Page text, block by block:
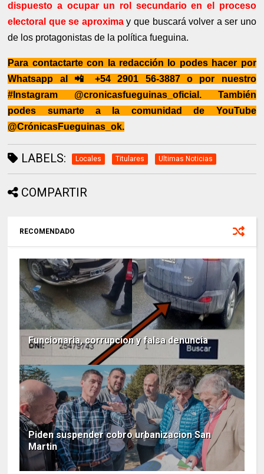
dispuesto a ocupar un rol secundario en el proceso
electoral que se aproximay que buscará volver a ser uno
de los protagonistas de la política fueguina.
Para contactarte con la redacción lo podes hacer por
Whatsapp al 📲 +54 2901 56-3887 o por nuestro
#Instagram @cronicasfueguinas_oficial. También
podes sumarte a la comunidad de YouTube
@CrónicasFueguinas_ok.
LABELS: Locales Titulares Ultimas Noticias
COMPARTIR
RECOMENDADO
Funcionaria, corrupcion y falsa denuncia
Piden suspender cobro urbanizacion San
Martin